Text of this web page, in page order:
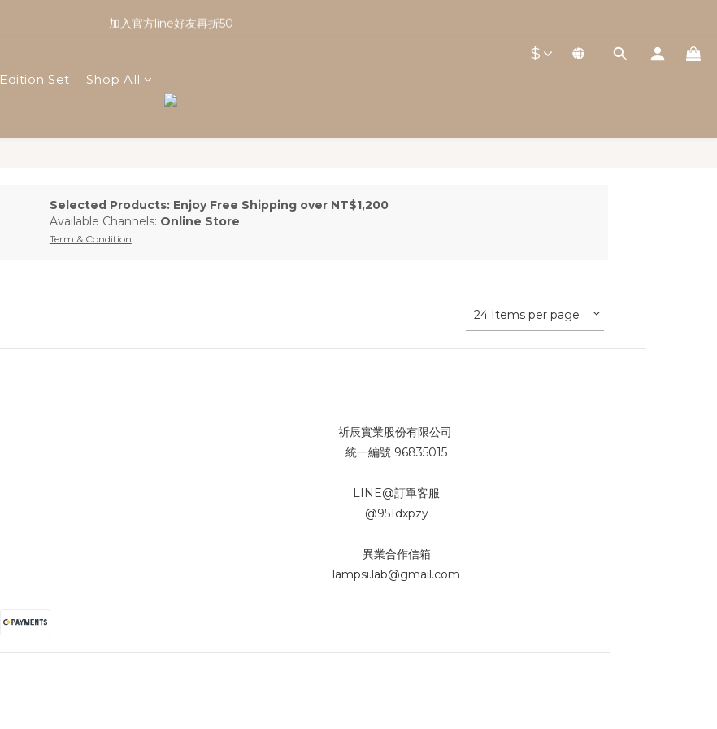
註冊會員享有100元購物金｜新會員看這篇！
加入官方line好友再折50
$
Edition Set Shop All
Selected Products: Enjoy Free Shipping over NT$1,200
Available Channels: Online Store
Term & Condition
24 Items per page
祈辰實業股份有限公司
統一編號 96835015
LINE@訂單客服
@951dxpzy
異業合作信箱
lampsi.lab@gmail.com